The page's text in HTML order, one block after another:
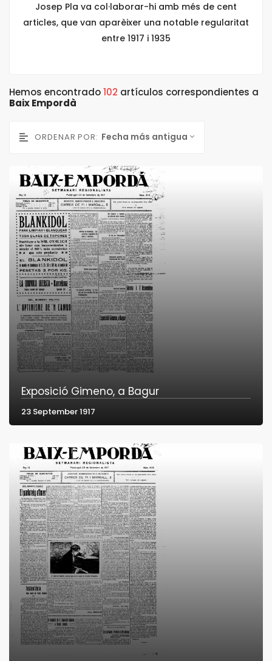
Josep Pla va col·laborar-hi amb més de cent
articles, que van aparèixer una notable regularitat
entre 1917 i 1935
Hemos encontrado102 artículos correspondientes a
Baix Empordà
ORDENAR POR: Fecha más antigua
Exposició Gimeno, a Bagur
23 September 1917